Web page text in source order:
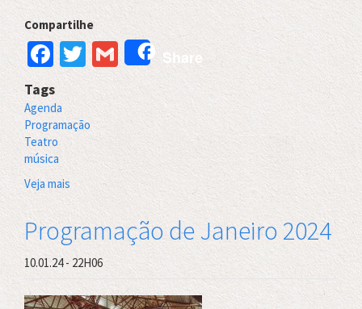
Compartilhe
Facebook
TwitterGmailShare
Tags
Agenda
Programação
Teatro
música
Veja mais
Programação
de
março
Programação de Janeiro 2024
10.01.24 - 22H06